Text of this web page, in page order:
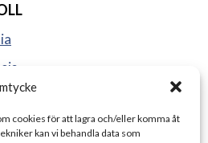
cookies för att lagra och/eller komma åt
kan vi behandla data som